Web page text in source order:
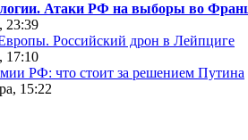
Атаки РФ на выборы во
23:39
Российский дрон в Лейпциге
17:10
РФ: что стоит за решением Путина
15:22